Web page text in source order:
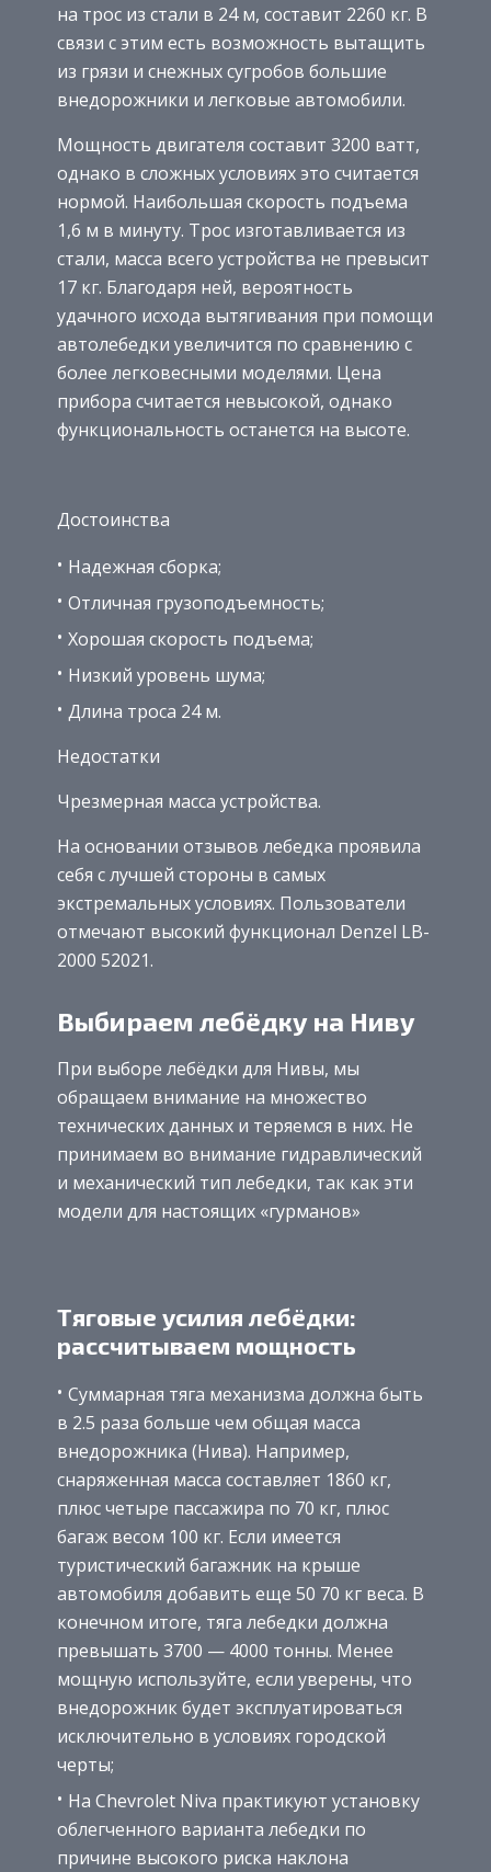
на трос из стали в 24 м, составит 2260 кг. В
связи с этим есть возможность вытащить
из грязи и снежных сугробов большие
внедорожники и легковые автомобили.
Мощность двигателя составит 3200 ватт,
однако в сложных условиях это считается
нормой. Наибольшая скорость подъема
1,6 м в минуту. Трос изготавливается из
стали, масса всего устройства не превысит
17 кг. Благодаря ней, вероятность
удачного исхода вытягивания при помощи
автолебедки увеличится по сравнению с
более легковесными моделями. Цена
прибора считается невысокой, однако
функциональность останется на высоте.
Достоинства
Надежная сборка;
Отличная грузоподъемность;
Хорошая скорость подъема;
Низкий уровень шума;
Длина троса 24 м.
Недостатки
Чрезмерная масса устройства.
На основании отзывов лебедка проявила
себя с лучшей стороны в самых
экстремальных условиях. Пользователи
отмечают высокий функционал Denzel LB-
2000 52021.
Выбираем лебёдку на Ниву
При выборе лебёдки для Нивы, мы
обращаем внимание на множество
технических данных и теряемся в них. Не
принимаем во внимание гидравлический
и механический тип лебедки, так как эти
модели для настоящих «гурманов»
Тяговые усилия лебёдки:
рассчитываем мощность
Суммарная тяга механизма должна быть
в 2.5 раза больше чем общая масса
внедорожника (Нива). Например,
снаряженная масса составляет 1860 кг,
плюс четыре пассажира по 70 кг, плюс
багаж весом 100 кг. Если имеется
туристический багажник на крыше
автомобиля добавить еще 50 70 кг веса. В
конечном итоге, тяга лебедки должна
превышать 3700 — 4000 тонны. Менее
мощную используйте, если уверены, что
внедорожник будет эксплуатироваться
исключительно в условиях городской
черты;
На Chevrolet Niva практикуют установку
облегченного варианта лебедки по
причине высокого риска наклона